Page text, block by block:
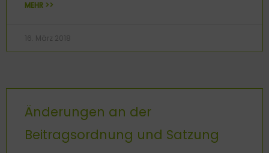
MEHR >>
16. März 2018
Änderungen an der
Beitragsordnung und Satzung